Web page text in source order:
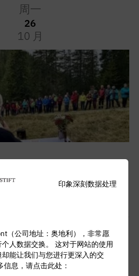
周一
26
10 月
尔布林加特尔十字架上的山岳弥撒
十字架上
周五
30
印象深刻数据处理
（公司地址：奥地利），非常愿
人数据交换。 这对于网站的使用
能让我们与您进行更深入的交
息，请点击此处：